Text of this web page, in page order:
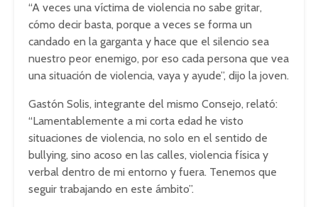
“A veces una víctima de violencia no sabe gritar,
cómo decir basta, porque a veces se forma un
candado en la garganta y hace que el silencio sea
nuestro peor enemigo, por eso cada persona que vea
una situación de violencia, vaya y ayude”, dijo la joven.
Gastón Solis, integrante del mismo Consejo, relató:
“Lamentablemente a mi corta edad he visto
situaciones de violencia, no solo en el sentido de
bullying, sino acoso en las calles, violencia física y
verbal dentro de mi entorno y fuera. Tenemos que
seguir trabajando en este ámbito”.